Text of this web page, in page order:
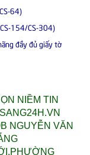
64)
154/CS-304)
đầy đủ giấy tờ
NIỀM TIN
NGUYỄN VĂN